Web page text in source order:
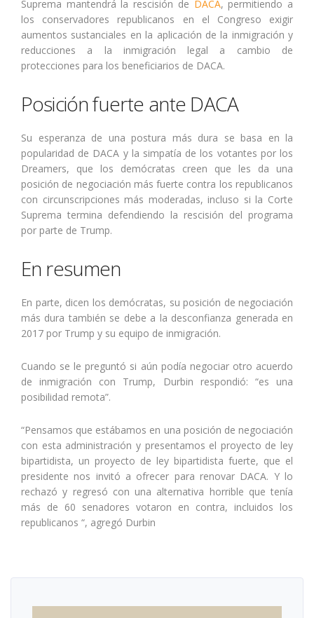
Suprema mantendrá la rescisión de DACA, permitiendo a
los conservadores republicanos en el Congreso exigir
aumentos sustanciales en la aplicación de la inmigración y
reducciones a la inmigración legal a cambio de
protecciones para los beneficiarios de DACA.
Posición fuerte ante DACA
Su esperanza de una postura más dura se basa en la
popularidad de DACA y la simpatía de los votantes por los
Dreamers, que los demócratas creen que les da una
posición de negociación más fuerte contra los republicanos
con circunscripciones más moderadas, incluso si la Corte
Suprema termina defendiendo la rescisión del programa
por parte de Trump.
En resumen
En parte, dicen los demócratas, su posición de negociación
más dura también se debe a la desconfianza generada en
2017 por Trump y su equipo de inmigración.
Cuando se le preguntó si aún podía negociar otro acuerdo
de inmigración con Trump, Durbin respondió: “es una
posibilidad remota”.
“Pensamos que estábamos en una posición de negociación
con esta administración y presentamos el proyecto de ley
bipartidista, un proyecto de ley bipartidista fuerte, que el
presidente nos invitó a ofrecer para renovar DACA. Y lo
rechazó y regresó con una alternativa horrible que tenía
más de 60 senadores votaron en contra, incluidos los
republicanos “, agregó Durbin